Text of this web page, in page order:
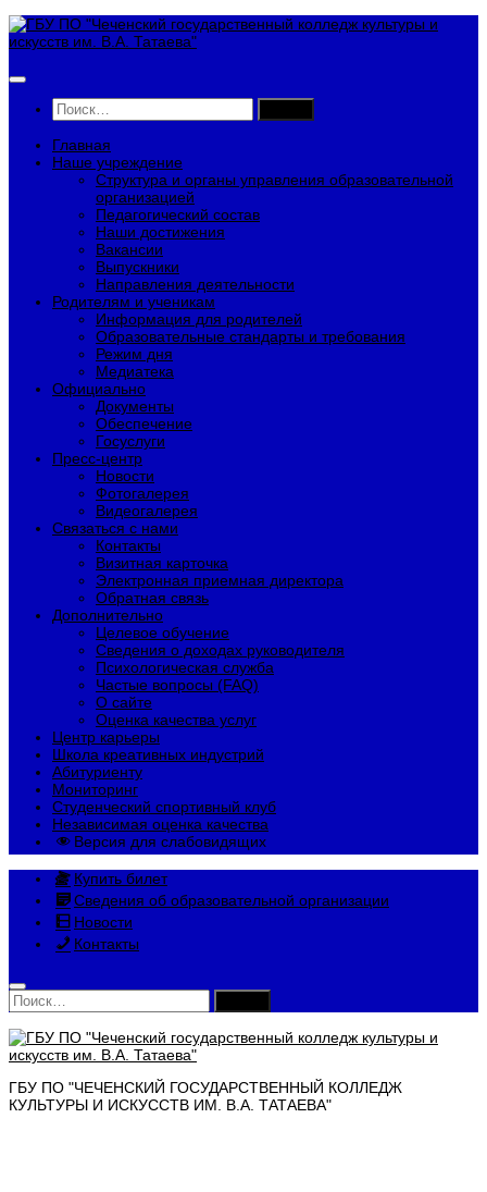
Перейти
к
Найти:
Главная
Наше учреждение
Структура и органы управления образовательной
организацией
Педагогический состав
Наши достижения
Вакансии
Выпускники
Направления деятельности
Родителям и ученикам
Информация для родителей
Образовательные стандарты и требования
Режим дня
Медиатека
Официально
Документы
Обеспечение
Госуслуги
Пресс-центр
Новости
Фотогалерея
Видеогалерея
Связаться с нами
Контакты
Визитная карточка
Электронная приемная директора
Обратная связь
Дополнительно
Целевое обучение
Сведения о доходах руководителя
Психологическая служба
Частые вопросы (FAQ)
О сайте
Оценка качества услуг
Центр карьеры
Школа креативных индустрий
Абитуриенту
Мониторинг
Студенческий спортивный клуб
Независимая оценка качества
Версия для слабовидящих
Купить билет
Сведения об образовательной организации
Новости
Контакты
Найти:
ГБУ ПО "ЧЕЧЕНСКИЙ ГОСУДАРСТВЕННЫЙ КОЛЛЕДЖ
КУЛЬТУРЫ И ИСКУССТВ ИМ. В.А. ТАТАЕВА"